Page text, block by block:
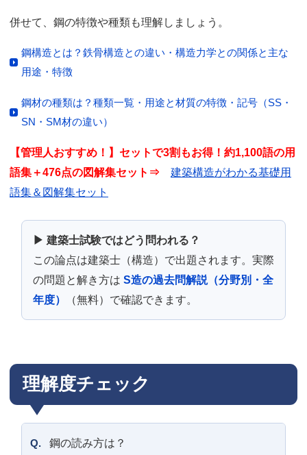
併せて、鋼の特徴や種類も理解しましょう。
鋼構造とは？鉄骨構造との違い・構造力学との関係と主な
用途・特徴
鋼材の種類は？種類一覧・用途と材質の特徴・記号（SS・
SN・SM材の違い）
【管理人おすすめ！】セットで3割もお得！約1,100語の用
語集＋476点の図解集セット⇒ 建築構造がわかる基礎用
語集＆図解集セット
▶ 建築士試験ではどう問われる？
この論点は建築士（構造）で出題されます。実際
の問題と解き方は S造の過去問解説（分野別・全
年度）
（無料）で確認できます。
理解度チェック
Q. 鋼の読み方は？